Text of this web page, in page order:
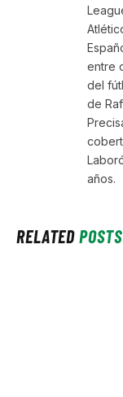
entre
del
de
años.
RELATEDPOSTS